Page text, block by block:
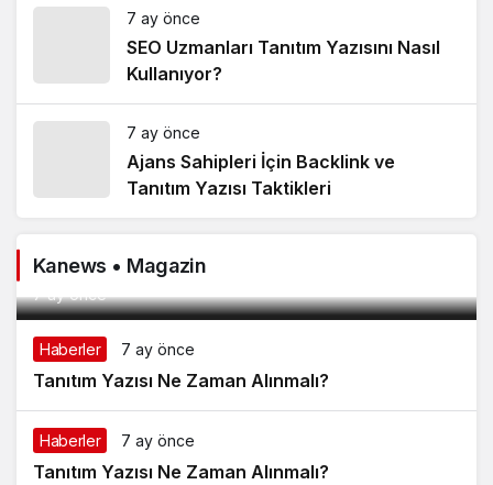
7 ay önce
SEO Uzmanları Tanıtım Yazısını Nasıl
Kullanıyor?
7 ay önce
Ajans Sahipleri İçin Backlink ve
Tanıtım Yazısı Taktikleri
Kanews • Magazin
Tanıtım Yazısı SEO’nun Kurtarıcısı mı, Riski mi?
7 ay önce
Haberler 7 ay önce
Tanıtım Yazısı Ne Zaman Alınmalı?
Haberler 7 ay önce
Tanıtım Yazısı Ne Zaman Alınmalı?